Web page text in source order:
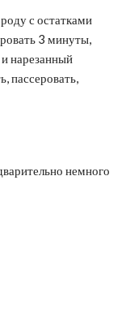
с остатками
3 минуты,
нарезанный
пассеровать,
немного